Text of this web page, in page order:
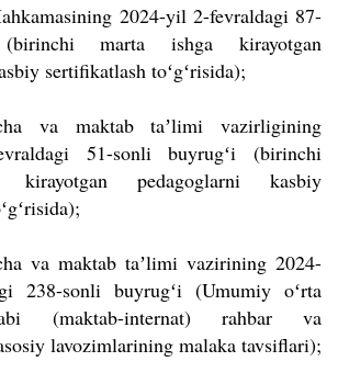
2024-yil 2-fevraldagi 87-
marta ishga kirayotgan
sertifikatlash toʻgʻrisida);
va maktab taʼlimi vazirligining
51-sonli buyrugʻi (birinchi
pedagoglarni kasbiy
va maktab taʼlimi vazirining 2024-
238-sonli buyrugʻi (Umumiy oʻrta
(maktab-internat) rahbar va
lavozimlarining malaka tavsiflari);